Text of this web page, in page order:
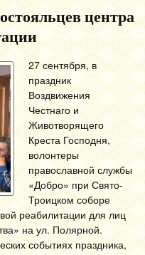
центра
27 сентября, в
праздник
Воздвижения
Честнаго и
Животворящего
Креста Господня,
волонтеры
православной службы
«Добро» при Свято-
Троицком соборе
реабилитации для лиц
на ул. Полярной.
событиях праздника,